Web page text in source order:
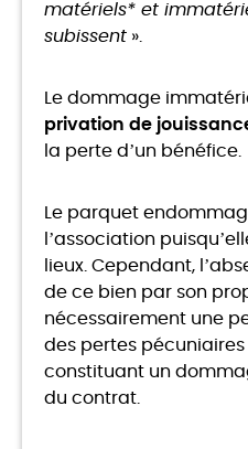
matériels* et
subissent ».
Le dommage
privation de
la perte d’un bénéfice.
Le parquet
l’association
lieux. Cependant,
de ce bien par son
nécessairement une
des pertes
constituant un
du contrat.